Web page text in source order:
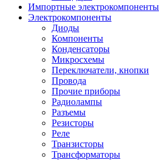
Импортные электрокомпоненты
Электрокомпоненты
Диоды
Компоненты
Конденсаторы
Микросхемы
Переключатели, кнопки
Провода
Прочие приборы
Радиолампы
Разъемы
Резисторы
Реле
Транзисторы
Трансформаторы